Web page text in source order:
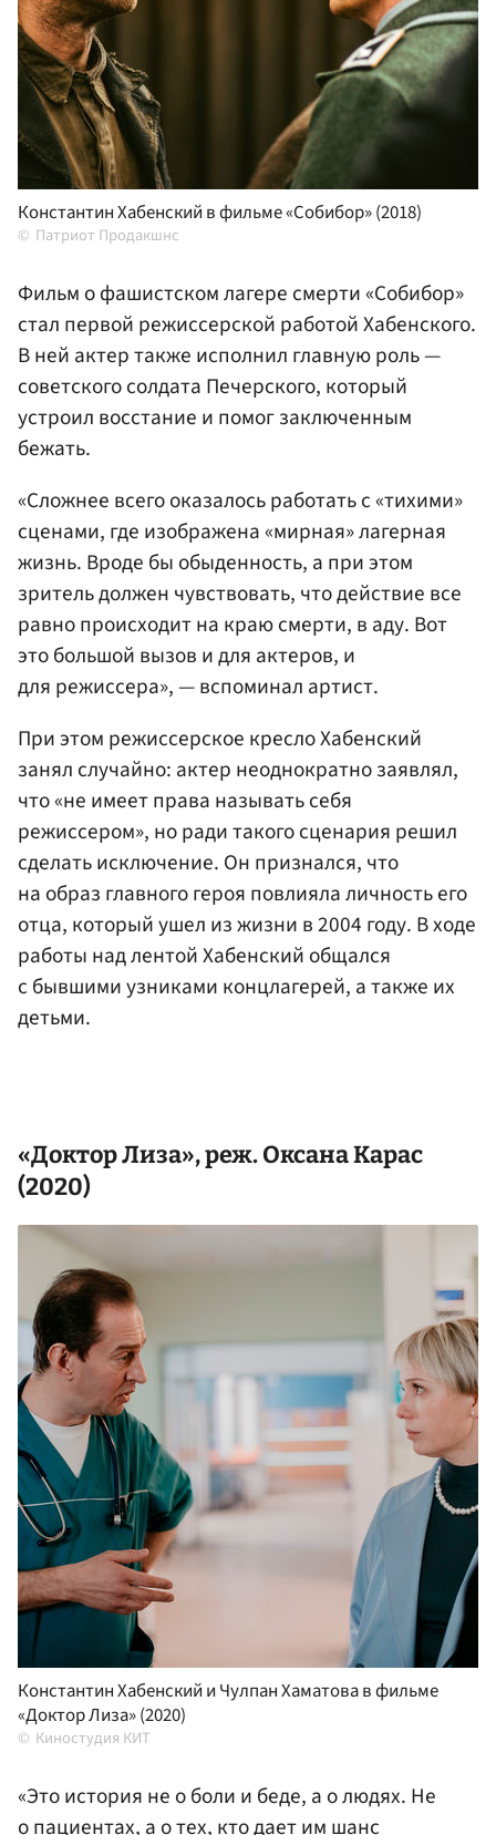
Константин Хабенский в фильме «Собибор» (2018)
Патриот Продакшнс
Фильм о фашистском лагере смерти «Собибор»
стал первой режиссерской работой Хабенского.
В ней актер также исполнил главную роль —
советского солдата Печерского, который
устроил восстание и помог заключенным
бежать.
«Сложнее всего оказалось работать с «тихими»
сценами, где изображена «мирная» лагерная
жизнь. Вроде бы обыденность, а при этом
зритель должен чувствовать, что действие все
равно происходит на краю смерти, в аду. Вот
это большой вызов и для актеров, и
для режиссера», — вспоминал артист.
При этом режиссерское кресло Хабенский
занял случайно: актер неоднократно заявлял,
что «не имеет права называть себя
режиссером», но ради такого сценария решил
сделать исключение. Он признался, что
на образ главного героя повлияла личность его
отца, который ушел из жизни в 2004 году. В ходе
работы над лентой Хабенский общался
с бывшими узниками концлагерей, а также их
детьми.
«Доктор Лиза», реж.Оксана Карас
(2020)
Константин Хабенский и Чулпан Хаматова в фильме
«Доктор Лиза» (2020)
Киностудия КИТ
«Это история не о боли и беде, а о людях. Не
о пациентах, а о тех, кто дает им шанс